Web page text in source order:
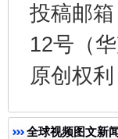
投稿邮
12号（
原创权
全球视频图文新